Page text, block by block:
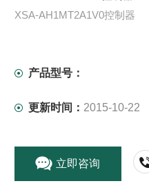
XSA-AH1MT2A1V0控制器
产品型号：
更新时间： 2015-10-22
立即咨询